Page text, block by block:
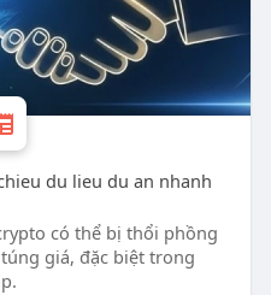
du lieu du an nhanh
có thể bị thổi phồng
giá, đặc biệt trong